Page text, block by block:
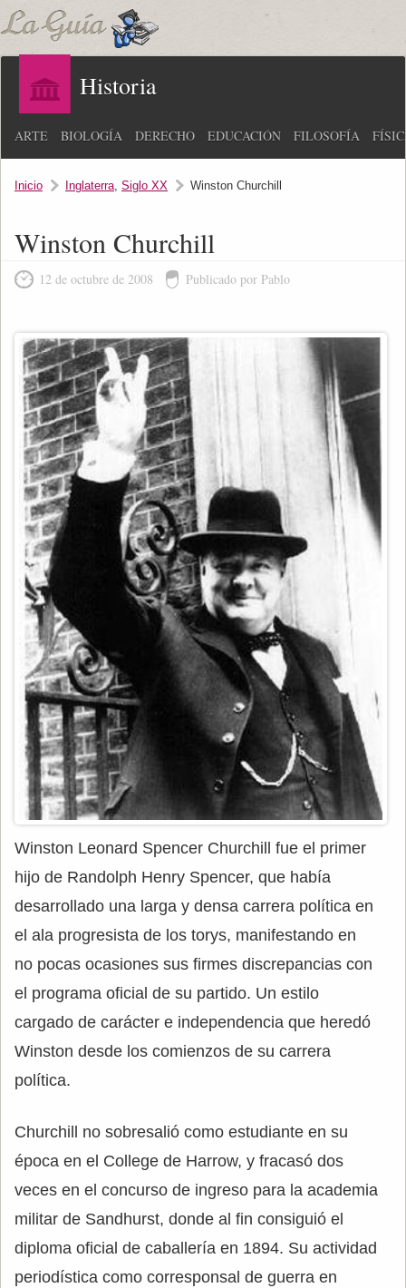
Historia
ARTE BIOLOGÍA DERECHO EDUCACIÓN FILOSOFÍA
Inicio Inglaterra, Siglo XX Winston Churchill
Winston Churchill
12 de octubre de 2008 Publicado por Pablo
Winston Leonard Spencer Churchill fue el primer
hijo de Randolph Henry Spencer, que había
desarrollado una larga y densa carrera política en
el ala progresista de los torys, manifestando en
no pocas ocasiones sus firmes discrepancias con
el programa oficial de su partido. Un estilo
cargado de carácter e independencia que heredó
Winston desde los comienzos de su carrera
política.
Churchill no sobresalió como estudiante en su
época en el College de Harrow, y fracasó dos
veces en el concurso de ingreso para la academia
militar de Sandhurst, donde al fin consiguió el
diploma oficial de caballería en 1894. Su actividad
periodística como corresponsal de guerra en